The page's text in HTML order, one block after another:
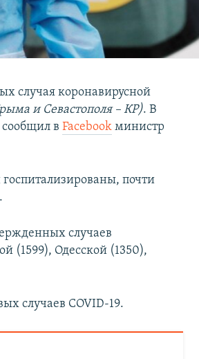
случая коронавирусной
и Севастополя – КР). В
сообщил вFacebook министр
почти
случаев
(1599), Одесской (1350),
случаев COVID-19.